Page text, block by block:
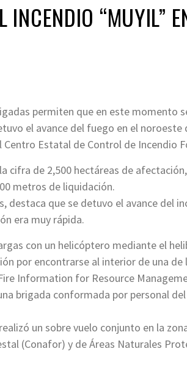
“MUYIL”
permiten que en este momento
el avance del fuego en el noroeste
Estatal de Control de Incendio
cifra de 2,500 hectáreas de
metros de liquidación.
destaca que se detuvo el avance del
era muy rápida.
con un helicóptero mediante el
por encontrarse al interior de una de
Information for Resource
brigada conformada por personal
un sobre vuelo conjunto en la
(Conafor) y de Áreas Naturales